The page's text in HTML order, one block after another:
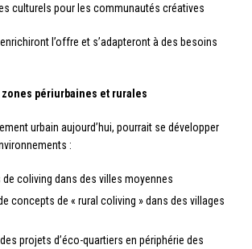
culturels pour les communautés créatives
l’offre et s’adapteront à des besoins
zones périurbaines et rurales
urbain aujourd’hui, pourrait se développer
:
de coliving dans des villes moyennes
concepts de « rural coliving » dans des villages
projets d’éco-quartiers en périphérie des